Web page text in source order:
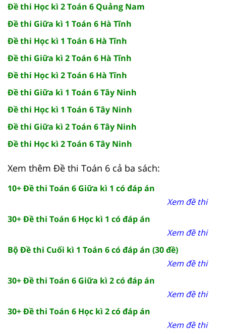
Đề thi Học kì 2 Toán 6 Quảng Nam
Đề thi Giữa kì 1 Toán 6 Hà Tĩnh
Đề thi Học kì 1 Toán 6 Hà Tĩnh
Đề thi Giữa kì 2 Toán 6 Hà Tĩnh
Đề thi Học kì 2 Toán 6 Hà Tĩnh
Đề thi Giữa kì 1 Toán 6 Tây Ninh
Đề thi Học kì 1 Toán 6 Tây Ninh
Đề thi Giữa kì 2 Toán 6 Tây Ninh
Đề thi Học kì 2 Toán 6 Tây Ninh
Xem thêm Đề thi Toán 6 cả ba sách:
10+ Đề thi Toán 6 Giữa kì 1 có đáp án
Xem đề thi
30+ Đề thi Toán 6 Học kì 1 có đáp án
Xem đề thi
Bộ Đề thi Cuối kì 1 Toán 6 có đáp án (30 đề)
Xem đề thi
30+ Đề thi Toán 6 Giữa kì 2 có đáp án
Xem đề thi
30+ Đề thi Toán 6 Học kì 2 có đáp án
Xem đề thi